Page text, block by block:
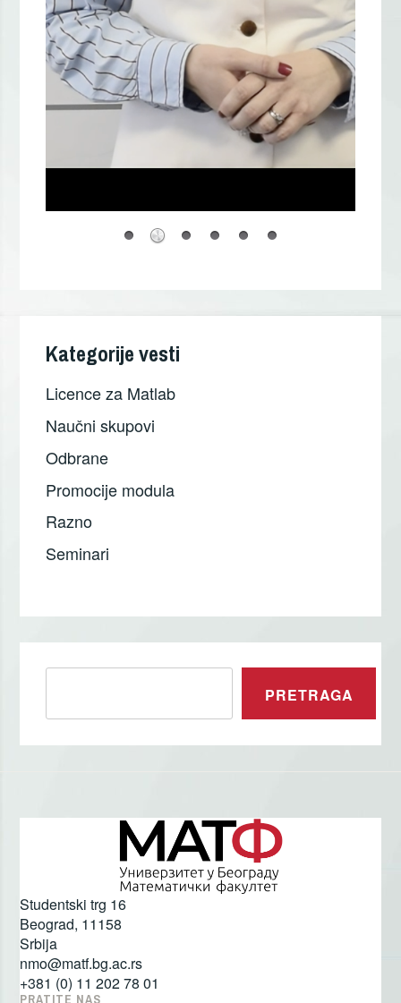
Kategorije vesti
Licence za Matlab
Naučni skupovi
Odbrane
Promocije modula
Razno
Seminari
PRETRAGA
Studentski trg 16
Beograd, 11158
Srbija
nmo@matf.bg.ac.rs
+381 (0) 11 202 78 01
PRATITE NAS